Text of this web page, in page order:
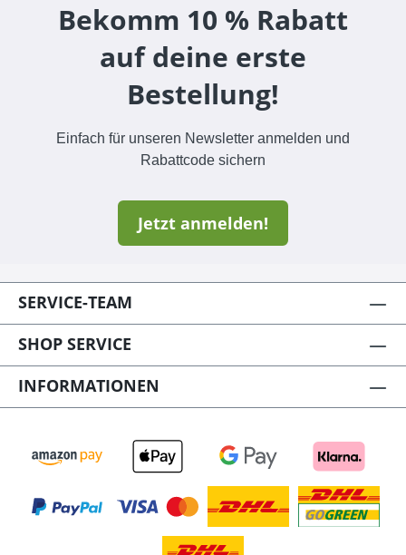
Bekomm 10 % Rabatt
auf deine erste
Bestellung!
Einfach für unseren Newsletter anmelden und
Rabattcode sichern
Jetzt anmelden!
SERVICE-TEAM
SHOP SERVICE
INFORMATIONEN